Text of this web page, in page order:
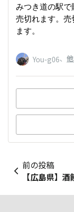
みつき道の駅
売切れます。
ます。
You-g06、
前の投稿
【広島県】酒